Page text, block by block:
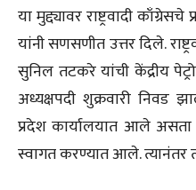
या मुद्द्यावर राष्ट्रवादी
यांनी सणसणीत उत्तर दिले.
सुनिल तटकरे यांची केंद्रीय
अध्यक्षपदी शुक्रवारी
प्रदेश कार्यालयात आले असता
स्वागत करण्यात आले. त्यानंतर